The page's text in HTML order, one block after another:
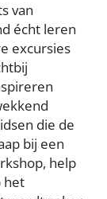
van
écht leren
excursies
die de
bij een
help
het